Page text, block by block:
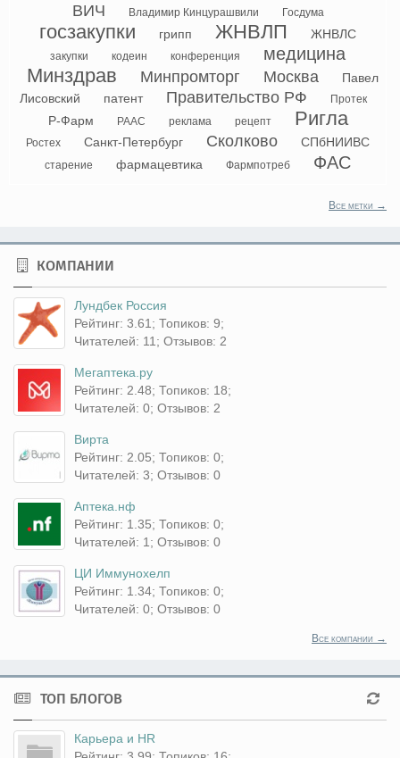
ВИЧ Владимир Кинцурашвили Госдума
госзакупки грипп ЖНВЛП ЖНВЛС
закупки кодеин конференция медицина
Минздрав Минпромторг Москва
Павел
Лисовский
патент Правительство РФ Протек
Р-Фарм РААС реклама рецепт Ригла
Ростех Санкт-Петербург Сколково СПбНИИВС
старение фармацевтика Фармпотреб ФАС
Все метки →
КОМПАНИИ
Лундбек Россия
Рейтинг: 3.61; Топиков: 9;
Читателей: 11; Отзывов: 2
Мегаптека.ру
Рейтинг: 2.48; Топиков: 18;
Читателей: 0; Отзывов: 2
Вирта
Рейтинг: 2.05; Топиков: 0;
Читателей: 3; Отзывов: 0
Аптека.нф
Рейтинг: 1.35; Топиков: 0;
Читателей: 1; Отзывов: 0
ЦИ Иммунохелп
Рейтинг: 1.34; Топиков: 0;
Читателей: 0; Отзывов: 0
Все компании →
ТОП БЛОГОВ
Карьера и HR